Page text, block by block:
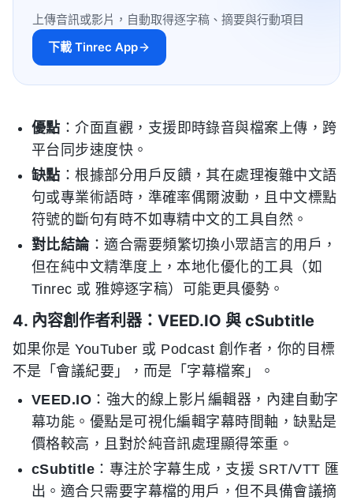
上傳音訊或影片，自動取得逐字稿、摘要與行動項目
下載 Tinrec App
優點 ：介面直觀，支援即時錄音與檔案上傳，跨
平台同步速度快。
缺點 ：根據部分用戶反饋，其在處理複雜中文語
句或專業術語時，準確率偶爾波動，且中文標點
符號的斷句有時不如專精中文的工具自然。
對比結論：適合需要頻繁切換小眾語言的用戶，
但在純中文精準度上，本地化優化的工具（如
Tinrec 或 雅婷逐字稿）可能更具優勢。
4. 內容創作者利器：VEED.IO 與 cSubtitle
如果你是 YouTuber 或 Podcast 創作者，你的目標
不是「會議紀要」，而是「字幕檔案」。
VEED.IO ：強大的線上影片編輯器，內建自動字
幕功能。優點是可視化編輯字幕時間軸，缺點是
價格較高，且對於純音訊處理顯得笨重。
cSubtitle ：專注於字幕生成，支援 SRT/VTT 匯
出。適合只需要字幕檔的用戶，但不具備會議摘